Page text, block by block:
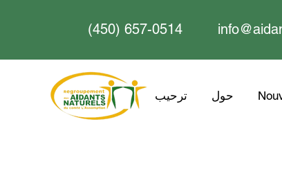
(450) 657-0514
ترحيب حول